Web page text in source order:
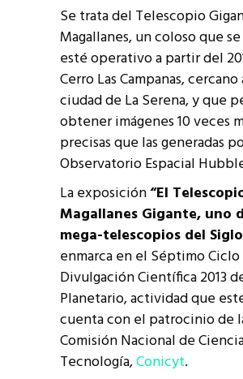
Se trata del Telescopio
Magallanes, un coloso que
esté operativo a partir del
Cerro Las Campanas, cercano
ciudad de La Serena, y que
obtener imágenes 10 veces
precisas que las generadas
Observatorio Espacial
La exposición“El
Magallanes Gigante, uno
mega-telescopios del Siglo
enmarca en el Séptimo
Divulgación Científica 2013
Planetario, actividad que
cuenta con el patrocinio de
Comisión Nacional de
Tecnología,Conicyt.